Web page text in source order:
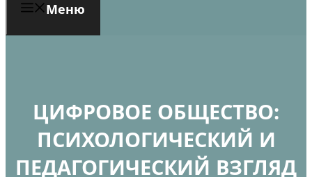
Меню
ЦИФРОВОЕ ОБЩЕСТВО:
ПСИХОЛОГИЧЕСКИЙ И
ПЕДАГОГИЧЕСКИЙ ВЗГЛЯД